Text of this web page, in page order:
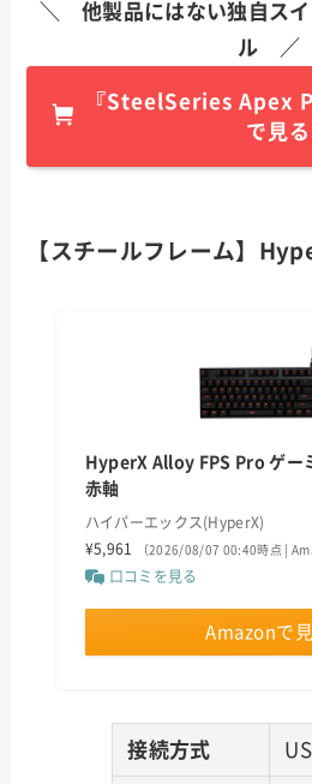
＼ 他製品にはない独自スイ
ル ／
『SteelSeries Apex
で見る
【スチールフレーム】
HyperX Alloy FPS Pro ゲー
赤軸
ハイパーエックス(HyperX)
¥5,961
（2026/08/07 00:40時点 |
口コミを見る
Amazonで
接続方式